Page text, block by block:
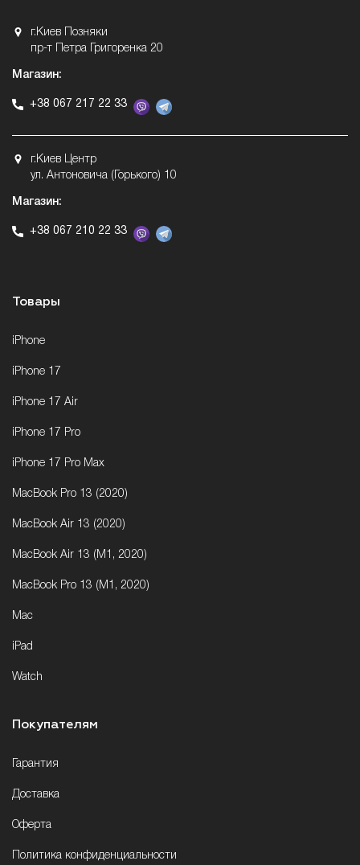
г.Киев Позняки
пр-т Петра Григоренка 20
Магазин:
+38 067 217 22 33
г.Киев Центр
ул. Антоновича (Горького) 10
Магазин:
+38 067 210 22 33
Товары
iPhone
iPhone 17
iPhone 17 Air
iPhone 17 Pro
iPhone 17 Pro Max
MacBook Pro 13 (2020)
MacBook Air 13 (2020)
MacBook Air 13 (M1, 2020)
MacBook Pro 13 (M1, 2020)
Mac
iPad
Watch
Покупателям
Гарантия
Доставка
Оферта
Политика конфиденциальности